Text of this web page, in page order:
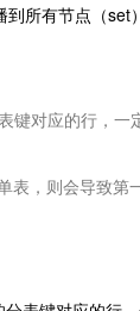
所有节点（
对应的行，
，则会导致